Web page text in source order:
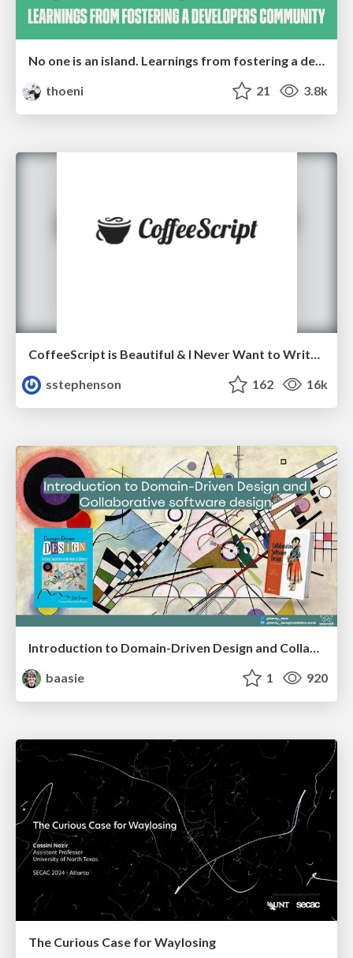
thoeni
21 3.8k
CoffeeScript is Beautiful & I Never Want to Write Plain JavaScript Again
sstephenson
162 16k
Introduction to Domain-Driven Design and Collaborative software design
baasie
1 920
The Curious Case for Waylosing